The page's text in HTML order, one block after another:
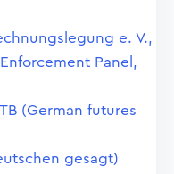
e. V.,
Panel,
(German futures
gesagt)